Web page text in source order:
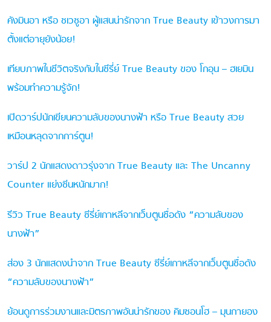
คังมินอา หรือ ชเวซูอา ผู้แสนน่ารักจาก True Beauty เข้าวงการมา
ตั้งแต่อายุยังน้อย!
เทียบภาพในชีวิตจริงกับในซีรี่ย์ True Beauty ของ โกอุน – ฮเยมิน
พร้อมทำความรู้จัก!
เปิดวาร์ปนักเขียนความลับของนางฟ้า หรือ True Beauty สวย
เหมือนหลุดจากการ์ตูน!
วาร์ป 2 นักแสดงดาวรุ่งจาก True Beauty และ The Uncanny
Counter แย่งซีนหนักมาก!
รีวิว True Beauty ซีรี่ย์เกาหลีจากเว็บตูนชื่อดัง “ความลับของ
นางฟ้า”
ส่อง 3 นักแสดงนำจาก True Beauty ซีรี่ย์เกาหลีจากเว็บตูนชื่อดัง
“ความลับของนางฟ้า”
ย้อนดูการร่วมงานและมิตรภาพอันน่ารักของ คิมซอนโฮ – มุนกายอง